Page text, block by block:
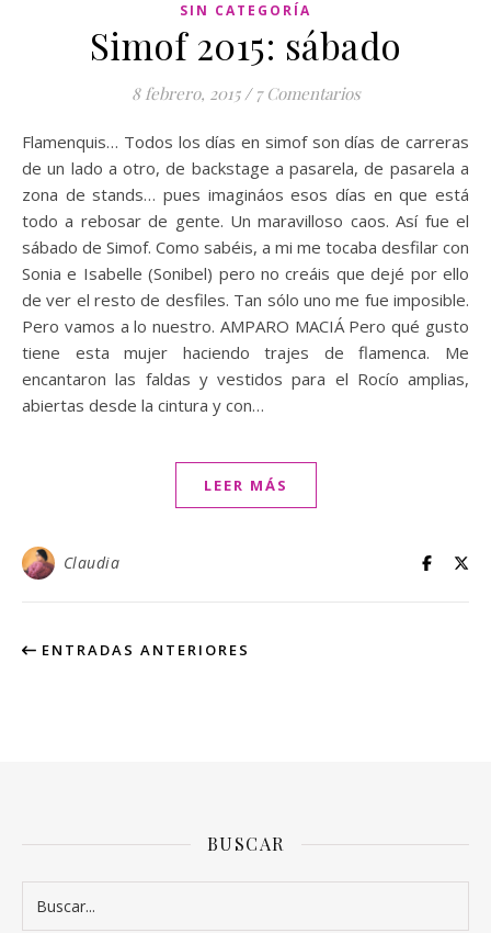
SIN CATEGORÍA
Simof 2015: sábado
8 febrero, 2015 / 7 Comentarios
Flamenquis… Todos los días en simof son días de carreras
de un lado a otro, de backstage a pasarela, de pasarela a
zona de stands… pues imagináos esos días en que está
todo a rebosar de gente. Un maravilloso caos. Así fue el
sábado de Simof. Como sabéis, a mi me tocaba desfilar con
Sonia e Isabelle (Sonibel) pero no creáis que dejé por ello
de ver el resto de desfiles. Tan sólo uno me fue imposible.
Pero vamos a lo nuestro. AMPARO MACIÁ Pero qué gusto
tiene esta mujer haciendo trajes de flamenca. Me
encantaron las faldas y vestidos para el Rocío amplias,
abiertas desde la cintura y con…
LEER MÁS
Claudia
ENTRADAS ANTERIORES
BUSCAR